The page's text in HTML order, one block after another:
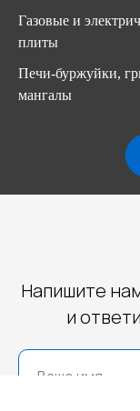
Газовые и
плиты
Печи-буржуйки,
мангалы
Напишите
и